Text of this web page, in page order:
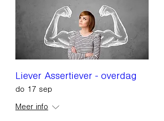
Liever Assertiever - overdag
do 17 sep
Meer info